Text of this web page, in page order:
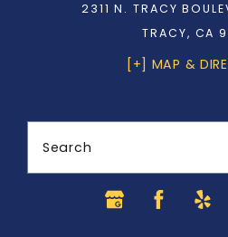
2311 N. TRACY
TRACY, CA
[+] MAP &
Search